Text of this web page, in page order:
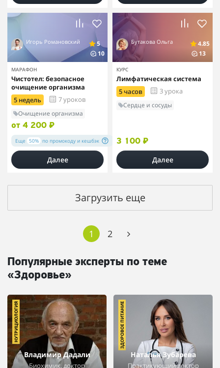
Игорь Романовский
5
10
МАРАФОН
Чистотел: безопасное
очищение организма
5 недель
7 уроков
Очищение организма
от 4 200 ₽
Еще 50% по промокоду и кешбэк
Далее
Бутакова Ольга
4.85
13
КУРС
Лимфатическая система
5 часов
3 урока
Сердце и сосуды
3 100 ₽
Далее
Загрузить еще
1 2
Популярные эксперты по теме
«Здоровье»
Владимир Дадали
Биохимик, доктор
НУТРИЦИОЛОГИЯ
Наталья Зубарева
Практикующий доктор
ЗДОРОВОЕ ПИТАНИЕ